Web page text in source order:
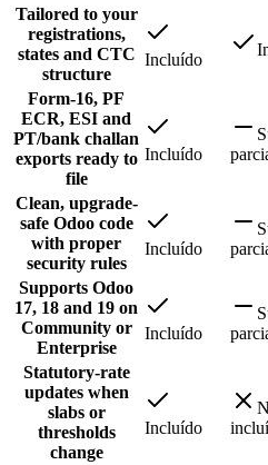
Tailored to your
registrations,
states and CTC
structure
Incluído
Form-16, PF
ECR, ESI and
PT/bank challan
exports ready to
file
Incluído
Clean, upgrade-
safe Odoo code
with proper
security rules
Incluído
Supports Odoo
17, 18 and 19 on
Community or
Enterprise
Incluído
Statutory-rate
updates when
slabs or
thresholds
change
Incluído